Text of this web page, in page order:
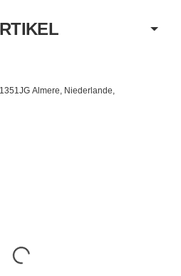
Almere, Niederlande,